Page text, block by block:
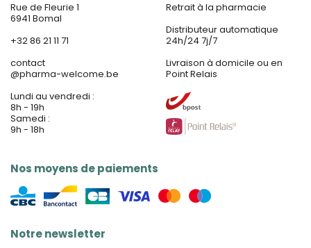
Rue de Fleurie 1
6941 Bomal
+32 86 21 11 71
contact
@pharma-welcome.be
Lundi au vendredi :
8h - 19h
Samedi :
9h - 18h
Nos moyens de paiements
Retrait à la pharmacie
Distributeur automatique
24h/24 7j/7
Livraison à domicile ou en
Point Relais
Notre newsletter